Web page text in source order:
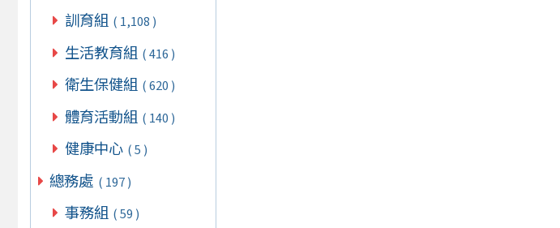
訓育組 ( 1,108 )
生活教育組 ( 416 )
衛生保健組 ( 620 )
體育活動組 ( 140 )
健康中心 ( 5 )
總務處 ( 197 )
事務組 ( 59 )